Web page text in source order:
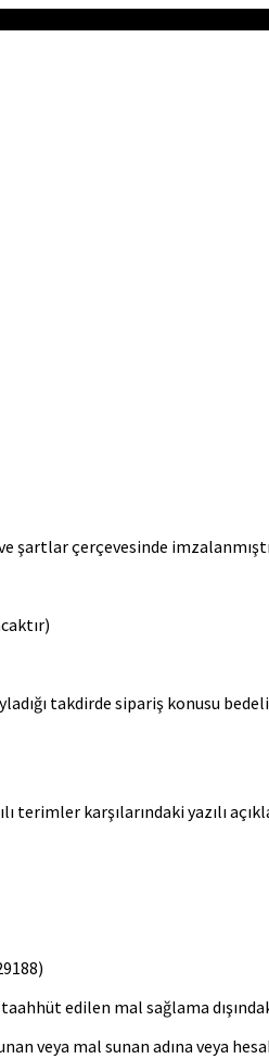
şartlar çerçevesinde
takdirde sipariş konusu
terimler karşılarındaki yazılı
taahhüt edilen mal sağlama
veya mal sunan adına veya